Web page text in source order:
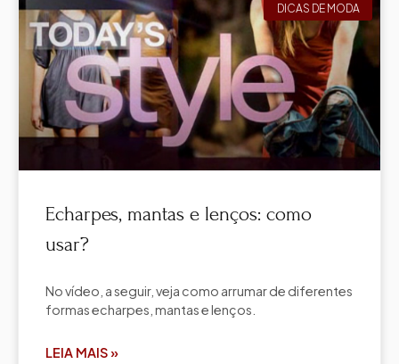
DICAS DE MODA
Echarpes, mantas e lenços: como
usar?
No vídeo, a seguir, veja como arrumar de diferentes
formas echarpes, mantas e lenços.
LEIA MAIS »